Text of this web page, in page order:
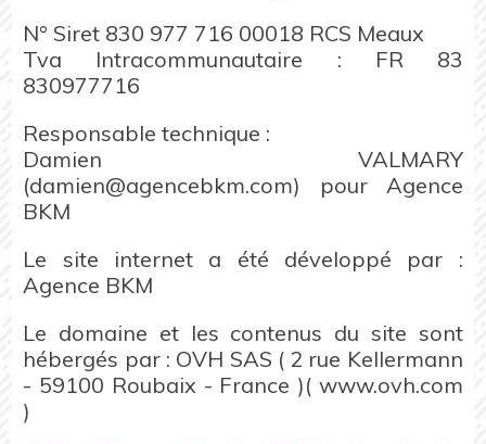
N° Siret 830 977 716 00018 RCS Meaux
Tva Intracommunautaire : FR 83
830977716
Responsable technique :
Damien VALMARY
(damien@agencebkm.com) pour Agence
BKM
Le site internet a été développé par :
Agence BKM
Le domaine et les contenus du site sont
hébergés par : OVH SAS ( 2 rue Kellermann
- 59100 Roubaix - France )( www.ovh.com
)